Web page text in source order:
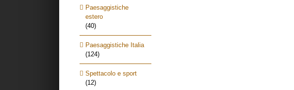
Paesaggistiche
estero
(40)
Paesaggistiche Italia
(124)
Spettacolo e sport
(12)